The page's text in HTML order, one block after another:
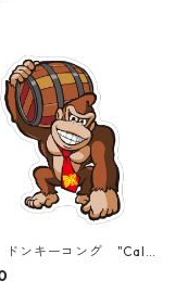
ンキーコング "Calif
Market Center" アメ
ステッカー スーツケ